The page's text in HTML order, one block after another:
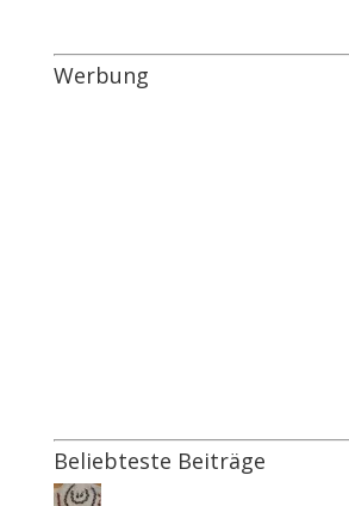
Werbung
Beliebteste Beiträge